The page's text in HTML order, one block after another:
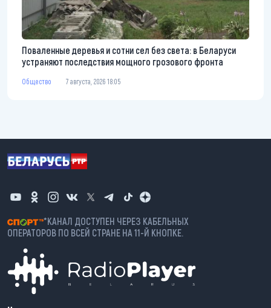
Поваленные деревья и сотни сел без света: в Беларуси
устраняют последствия мощного грозового фронта
Общество 7 августа, 2026 18:05
*КАНАЛ ДОСТУПЕН ЧЕРЕЗ КАБЕЛЬНЫХ
ОПЕРАТОРОВ ПО ВСЕЙ СТРАНЕ НА 11-Й КНОПКЕ.